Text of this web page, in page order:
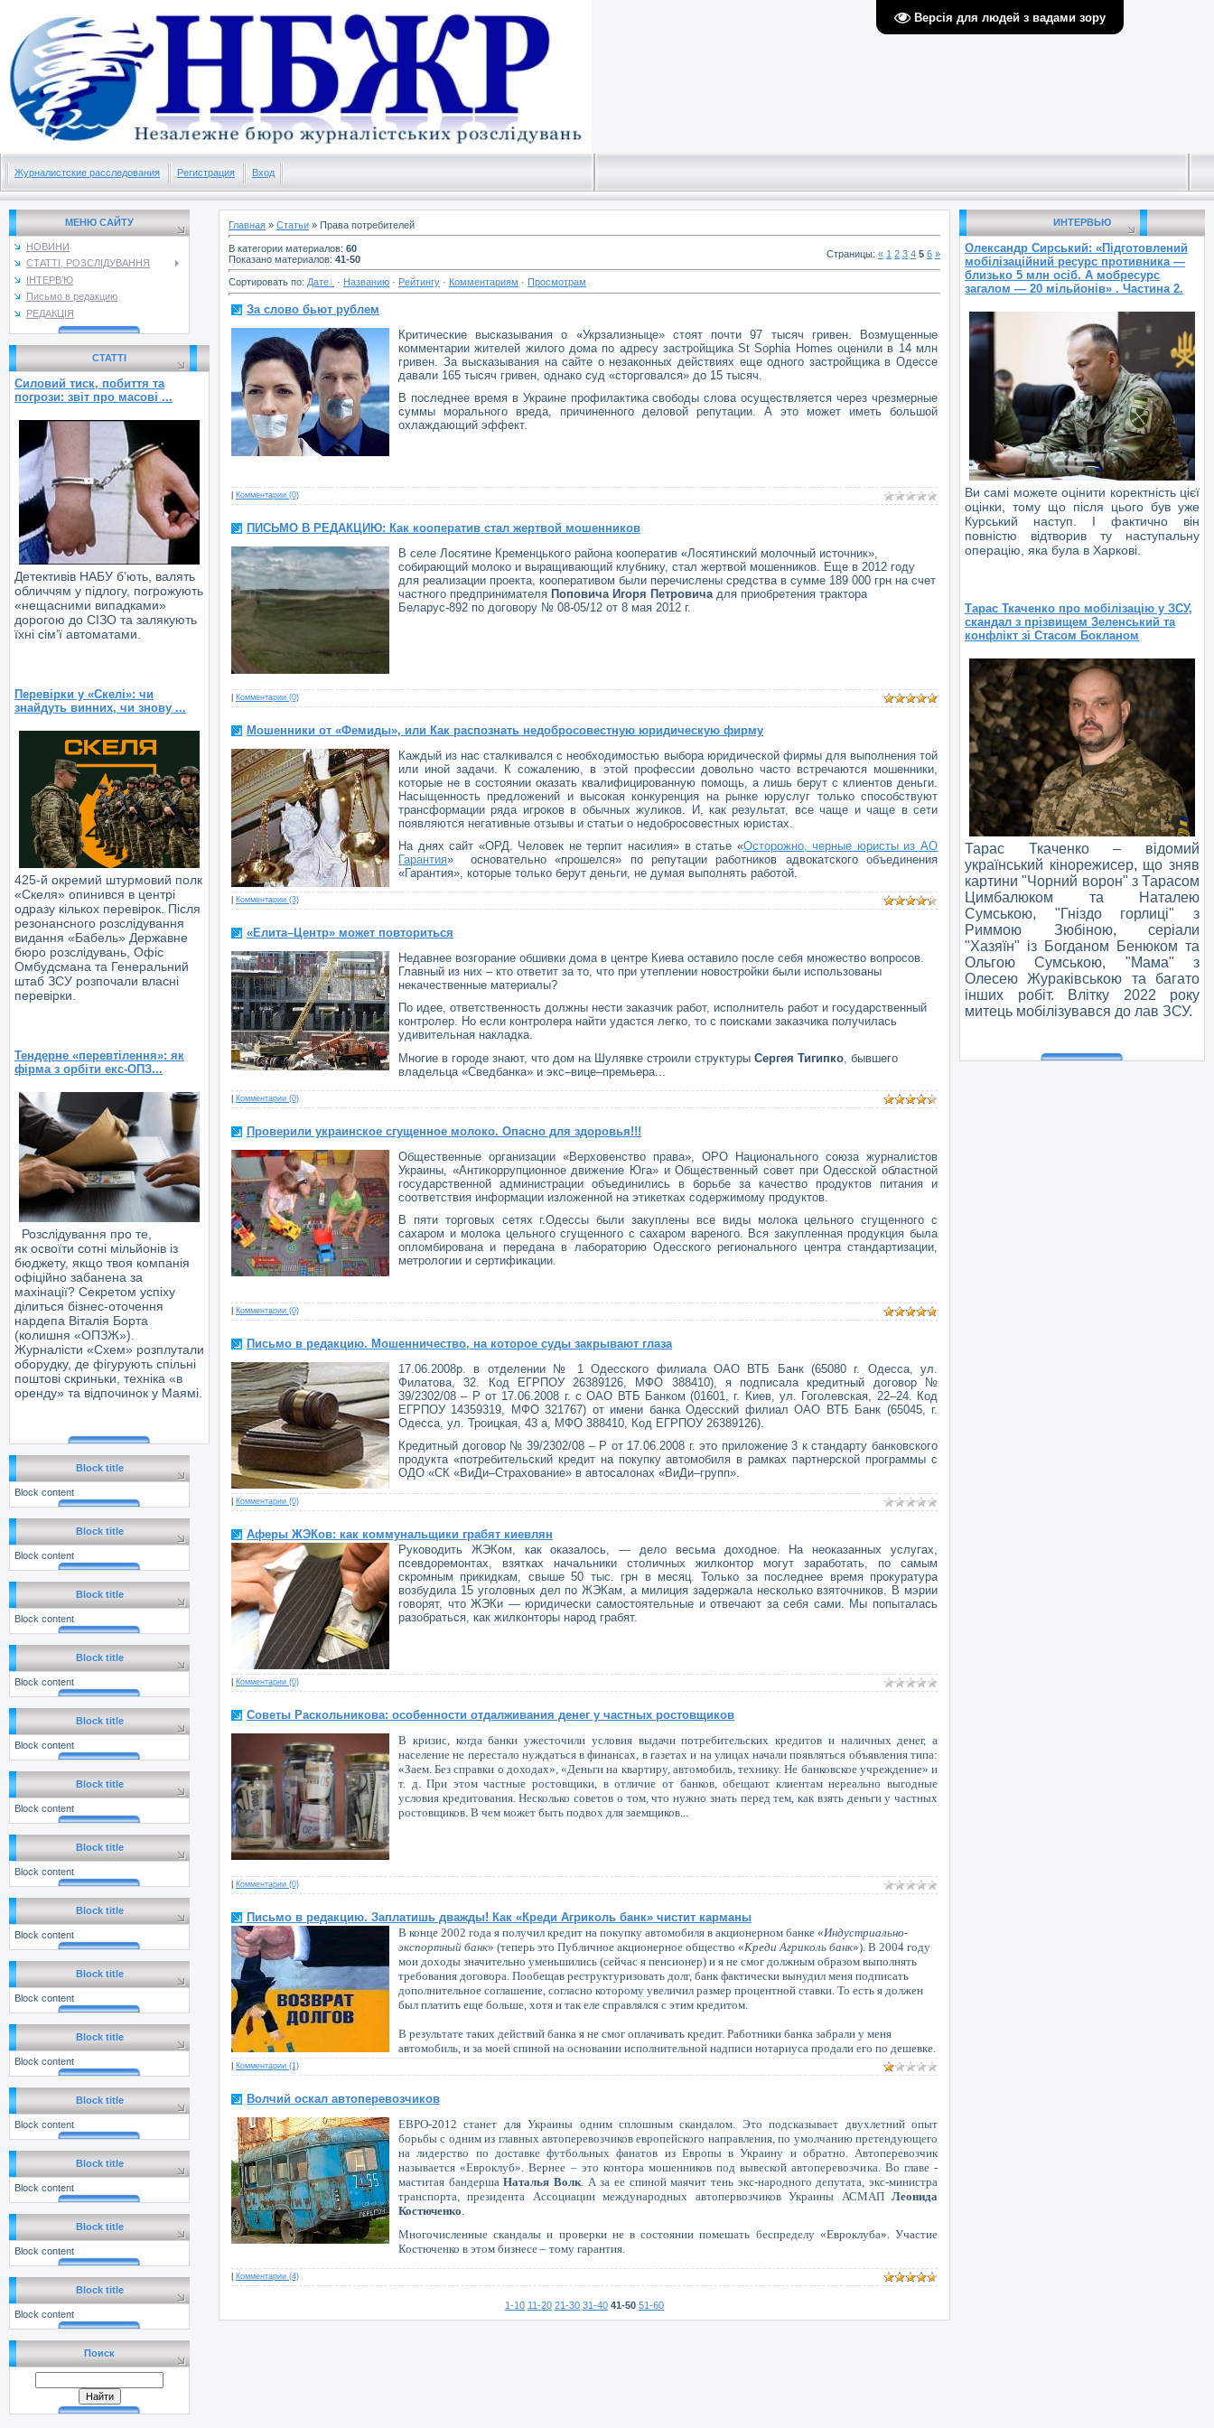
Версія для людей з вадами зору
Журналистские расследования Регистрация Вход
МЕНЮ САЙТУ
НОВИНИ
СТАТТІ, РОЗСЛІДУВАННЯ
ІНТЕРВ’Ю
Письмо в редакцию
РЕДАКЦІЯ
СТАТТІ
Силовий тиск, побиття та
погрози: звіт про масові ...
Детективів НАБУ б’ють, валять
обличчям у підлогу, погрожують
«нещасними випадками»
дорогою до СІЗО та залякують
їхні сім’ї автоматами.
Перевірки у «Скелі»: чи
знайдуть винних, чи знову ...
425-й окремий штурмовий полк
«Скеля» опинився в центрі
одразу кількох перевірок. Після
резонансного розслідування
видання «Бабель» Державне
бюро розслідувань, Офіс
Омбудсмана та Генеральний
штаб ЗСУ розпочали власні
перевірки.
Тендерне «перевтілення»: як
фірма з орбіти екс-ОПЗ...
Розслідування про те,
як освоїти сотні мільйонів із
бюджету, якщо твоя компанія
офіційно забанена за
махінації? Секретом успіху
ділиться бізнес-оточення
нардепа Віталія Борта
(колишня «ОПЗЖ»).
Журналісти «Схем» розплутали
оборудку, де фігурують спільні
поштові скриньки, техніка «в
оренду» та відпочинок у Маямі.
Block title
Block content
Block title
Block content
Block title
Block content
Block title
Block content
Block title
Block content
Block title
Block content
Block title
Block content
Block title
Block content
Block title
Block content
Block title
Block content
Block title
Block content
Block title
Block content
Block title
Block content
Block title
Block content
Поиск
Главная » Статьи » Права потребителей
В категории материалов: 60
Показано материалов: 41-50 Страницы: « 1 2 3 4 5 6 »
Сортировать по: Дате · Названию · Рейтингу · Комментариям · Просмотрам
За слово бьют рублем
Критические высказывания о «Укрзализныце» стоят почти 97 тысяч гривен. Возмущенные
комментарии жителей жилого дома по адресу застройщика St Sophia Homes оценили в 14 млн
гривен. За высказывания на сайте о незаконных действиях еще одного застройщика в Одессе
давали 165 тысяч гривен, однако суд «сторговался» до 15 тысяч.
В последнее время в Украине профилактика свободы слова осуществляется через чрезмерные
суммы морального вреда, причиненного деловой репутации. А это может иметь большой
охлаждающий эффект.
Комментарии (0)
ПИСЬМО В РЕДАКЦИЮ: Как кооператив стал жертвой мошенников
В селе Лосятине Кременцького района кооператив «Лосятинский молочный источник»,
собирающий молоко и выращивающий клубнику, стал жертвой мошенников. Еще в 2012 году
для реализации проекта, кооперативом были перечислены средства в сумме 189 000 грн на счет
частного предпринимателя Поповича Игоря Петровича для приобретения трактора
Беларус-892 по договору № 08-05/12 от 8 мая 2012 г.
Комментарии (0)
Мошенники от «Фемиды», или Как распознать недобросовестную юридическую фирму
Каждый из нас сталкивался с необходимостью выбора юридической фирмы для выполнения той
или иной задачи. К сожалению, в этой профессии довольно часто встречаются мошенники,
которые не в состоянии оказать квалифицированную помощь, а лишь берут с клиентов деньги.
Насыщенность предложений и высокая конкуренция на рынке юруслуг только способствуют
трансформации ряда игроков в обычных жуликов. И, как результат, все чаще и чаще в сети
появляются негативные отзывы и статьи о недобросовестных юристах.
На днях сайт «ОРД. Человек не терпит насилия» в статье «Осторожно, черные юристы из АО
Гарантия» основательно «прошелся» по репутации работников адвокатского объединения
«Гарантия», которые только берут деньги, не думая выполнять работой.
Комментарии (3)
«Елита–Центр» может повториться
Недавнее возгорание обшивки дома в центре Киева оставило после себя множество вопросов.
Главный из них – кто ответит за то, что при утеплении новостройки были использованы
некачественные материалы?
По идее, ответственность должны нести заказчик работ, исполнитель работ и государственный
контролер. Но если контролера найти удастся легко, то с поисками заказчика получилась
удивительная накладка.
Многие в городе знают, что дом на Шулявке строили структуры Сергея Тигипко , бывшего
владельца «Сведбанка» и экс–вице–премьера...
Комментарии (0)
Проверили украинское сгущенное молоко. Опасно для здоровья!!!
Общественные организации «Верховенство права», ОРО Национального союза журналистов
Украины, «Антикоррупционное движение Юга» и Общественный совет при Одесской областной
государственной администрации объединились в борьбе за качество продуктов питания и
соответствия информации изложенной на этикетках содержимому продуктов.
В пяти торговых сетях г.Одессы были закуплены все виды молока цельного сгущенного с
сахаром и молока цельного сгущенного с сахаром вареного. Вся закупленная продукция была
опломбирована и передана в лабораторию Одесского регионального центра стандартизации,
метрологии и сертификации.
Комментарии (0)
Письмо в редакцию. Мошенничество, на которое суды закрывают глаза
17.06.2008р. в отделении № 1 Одесского филиала ОАО ВТБ Банк (65080 г. Одесса, ул.
Филатова, 32. Код ЕГРПОУ 26389126, МФО 388410), я подписала кредитный договор №
39/2302/08 – Р от 17.06.2008 г. с ОАО ВТБ Банком (01601, г. Киев, ул. Гоголевская, 22–24. Код
ЕГРПОУ 14359319, МФО 321767) от имени банка Одесский филиал ОАО ВТБ Банк (65045, г.
Одесса, ул. Троицкая, 43 а, МФО 388410, Код ЕГРПОУ 26389126).
Кредитный договор № 39/2302/08 – Р от 17.06.2008 г. это приложение 3 к стандарту банковского
продукта «потребительский кредит на покупку автомобиля в рамках партнерской программы с
ОДО «СК «ВиДи–Страхование» в автосалонах «ВиДи–групп».
Комментарии (0)
Аферы ЖЭКов: как коммунальщики грабят киевлян
Руководить ЖЭКом, как оказалось, — дело весьма доходное. На неоказанных услугах,
псевдоремонтах, взятках начальники столичных жилконтор могут заработать, по самым
скромным прикидкам, свыше 50 тыс. грн в месяц. Только за последнее время прокуратура
возбудила 15 уголовных дел по ЖЭКам, а милиция задержала несколько взяточников. В мэрии
говорят, что ЖЭКи — юридически самостоятельные и отвечают за себя сами. Мы попыталась
разобраться, как жилконторы народ грабят.
Комментарии (0)
Советы Раскольникова: особенности отдалживания денег у частных ростовщиков
В кризис, когда банки ужесточили условия выдачи потребительских кредитов и наличных денег, а
население не перестало нуждаться в финансах, в газетах и на улицах начали появляться объявления типа:
«Заем. Без справки о доходах», «Деньги на квартиру, автомобиль, технику. Не банковское учреждение» и
т. д. При этом частные ростовщики, в отличие от банков, обещают клиентам нереально выгодные
условия кредитования. Несколько советов о том, что нужно знать перед тем, как взять деньги у частных
ростовщиков. В чем может быть подвох для заемщиков...
Комментарии (0)
Письмо в редакцию. Заплатишь дважды! Как «Креди Агриколь банк» чистит карманы
В конце 2002 года я получил кредит на покупку автомобиля в акционерном банке «Индустриально-
экспортный банк» (теперь это Публичное акционерное общество «Креди Агриколь банк»). В 2004 году
мои доходы значительно уменьшились (сейчас я пенсионер) и я не смог должным образом выполнять
требования договора. Пообещав реструктуризовать долг, банк фактически вынудил меня подписать
дополнительное соглашение, согласно которому увеличил размер процентной ставки. То есть я должен
был платить еще больше, хотя и так еле справлялся с этим кредитом.
В результате таких действий банка я не смог оплачивать кредит. Работники банка забрали у меня
автомобиль, и за моей спиной на основании исполнительной надписи нотариуса продали его по дешевке.
Комментарии (1)
Волчий оскал автоперевозчиков
ЕВРО-2012 станет для Украины одним сплошным скандалом. Это подсказывает двухлетний опыт
борьбы с одним из главных автоперевозчиков европейского направления, по умолчанию претендующего
на лидерство по доставке футбольных фанатов из Европы в Украину и обратно. Автоперевозчик
называется «Евроклуб». Вернее – это контора мошенников под вывеской автоперевозчика. Во главе -
маститая бандершаНаталья Волк . А за ее спиной маячит тень экс-народного депутата, экс-министра
транспорта, президента Ассоциации международных автопервозчиков Украины АСМАП Леонида
Костюченко
Многочисленные скандалы и проверки не в состоянии помешать беспределу «Евроклуба». Участие
Костюченко в этом бизнесе – тому гарантия.
Комментарии (4)
1-10 11-20 21-30 31-40 41-50 51-60
ИНТЕРВЬЮ
Олександр Сирський: «Підготовлений
мобілізаційний ресурс противника —
близько 5 млн осіб. А мобресурс
загалом — 20 мільйонів» . Частина 2.
Ви самі можете оцінити коректність цієї
оцінки, тому що після цього був уже
Курський наступ. І фактично він
повністю відтворив ту наступальну
операцію, яка була в Харкові.
Тарас Ткаченко про мобілізацію у ЗСУ,
скандал з прізвищем Зеленський та
конфлікт зі Стасом Бокланом
Тарас Ткаченко – відомий
український кінорежисер, що зняв
картини "Чорний ворон" з Тарасом
Цимбалюком та Наталею
Сумською, "Гніздо горлиці" з
Риммою Зюбіною, серіали
"Хазяїн" із Богданом Бенюком та
Ольгою Сумською, "Мама" з
Олесею Жураківською та багато
інших робіт. Влітку 2022 року
митець мобілізувався до лав ЗСУ.